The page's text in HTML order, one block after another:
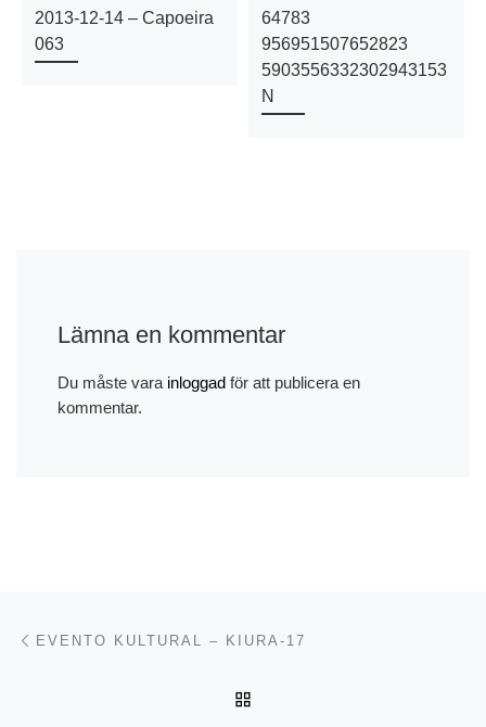
2013-12-14 – Capoeira
063
64783
956951507652823
5903556332302943153
N
Lämna en kommentar
Du måste vara inloggadför att publicera en
kommentar.
Inläggsnavigering
EVENTO KULTURAL – KIURA-17